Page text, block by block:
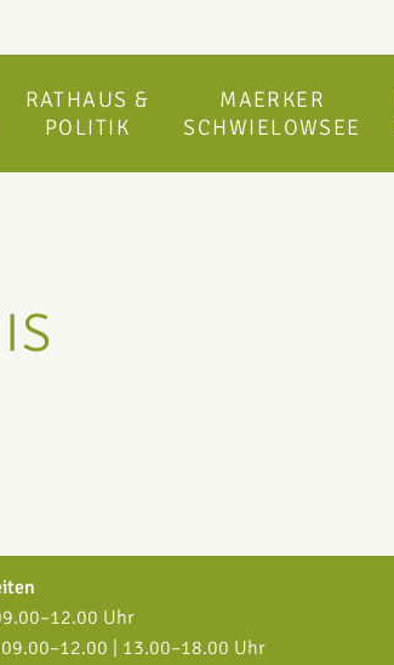
RATHAUS &
POLITIK
MAERKER
SCHWIELOWSEE
Uhr
| 13.00–18.00 Uhr